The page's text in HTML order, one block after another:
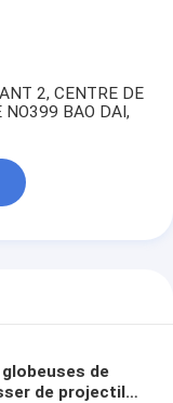
2, CENTRE DE
NO399 BAO DAI,
de
de projectile